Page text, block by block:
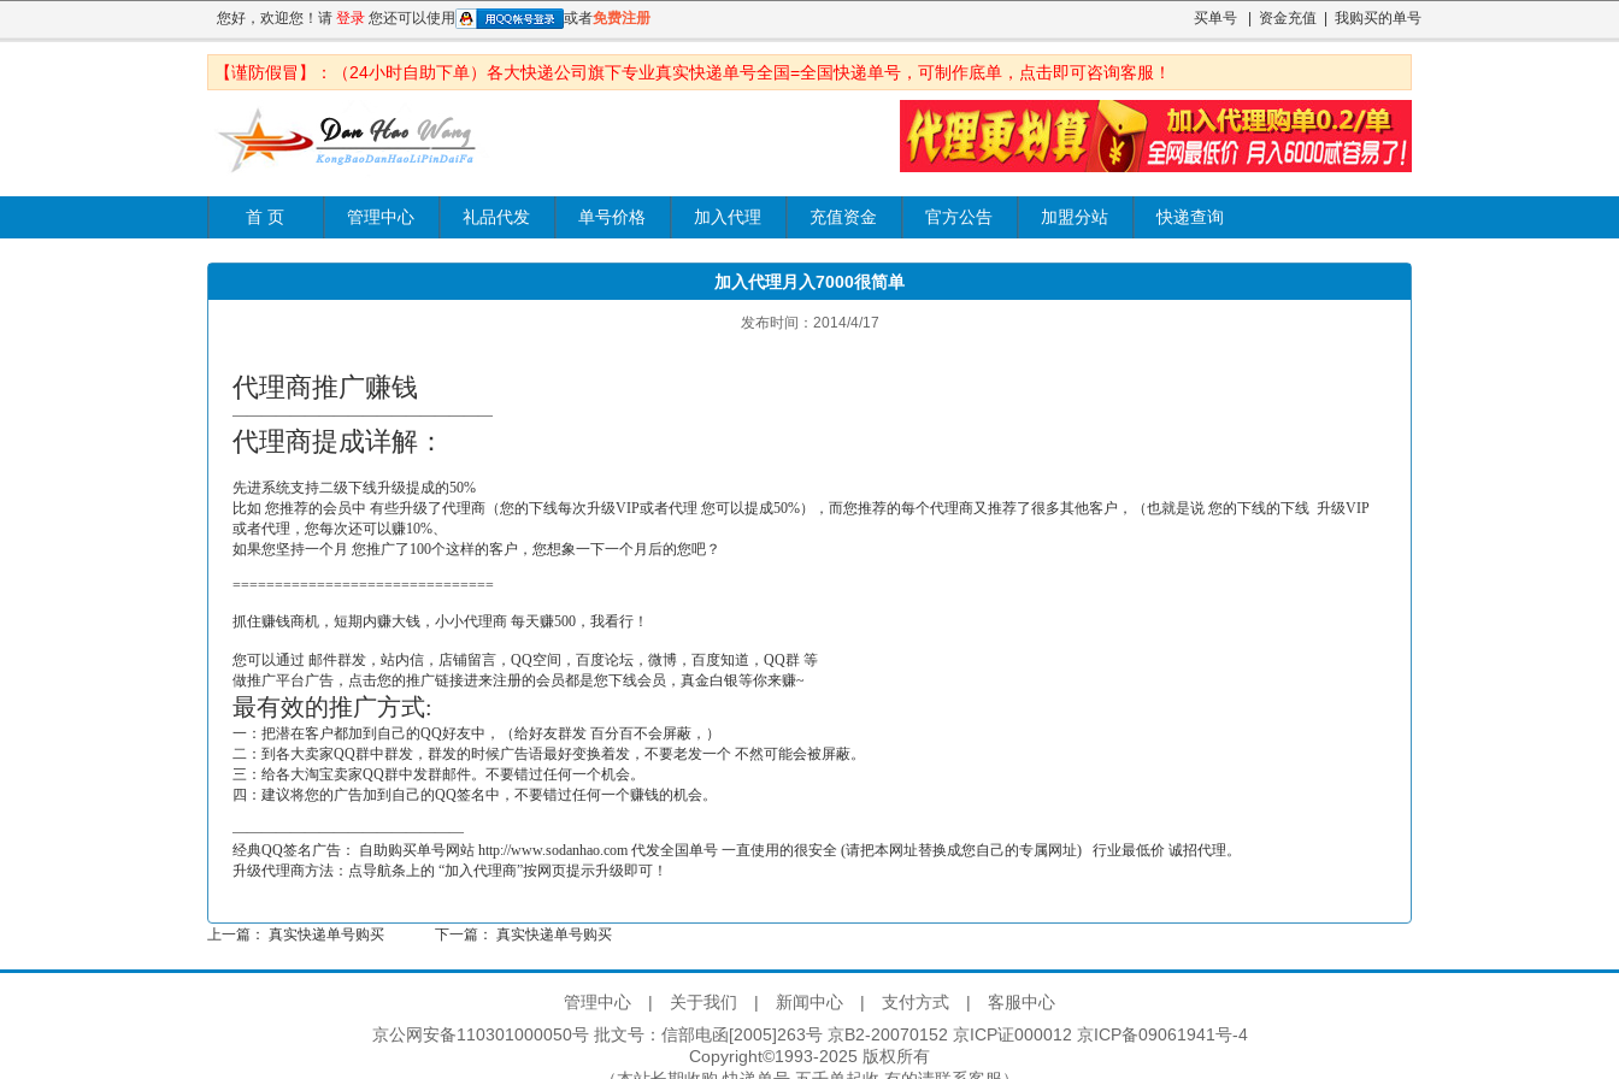
您好，欢迎您！请 登录您还可以使用 或者免费注册 买单号| 资金充值 我购买的单号
【谨防假冒】：（24小时自助下单）各大快递公司旗下专业真实快递单号全国=全国快递单号，可制作底单，点击即可咨询客服！
首 页 管理中心 礼品代发 单号价格 加入代理 充值资金 官方公告 加盟分站 快递查询
加入代理月入7000很简单
发布时间：2014/4/17
代理商推广赚钱
——————————————————
代理商提成详解：
先进系统支持二级下线升级提成的50%
比如 您推荐的会员中 有些升级了代理商（您的下线每次升级VIP或者代理 您可以提成50%），而您推荐的每个代理商又推荐了很多其他客户，（也就是说 您的下线的下线 升级VIP
或者代理，您每次还可以赚10%、
如果您坚持一个月 您推广了100个这样的客户，您想象一下一个月后的您吧？
===============================
抓住赚钱商机，短期内赚大钱，小小代理商 每天赚500，我看行！
您可以通过 邮件群发，站内信，店铺留言，QQ空间，百度论坛，微博，百度知道，QQ群 等
做推广平台广告，点击您的推广链接进来注册的会员都是您下线会员，真金白银等你来赚~
最有效的推广方式:
一：把潜在客户都加到自己的QQ好友中，（给好友群发 百分百不会屏蔽，）
二：到各大卖家QQ群中群发，群发的时候广告语最好变换着发，不要老发一个 不然可能会被屏蔽。
三：给各大淘宝卖家QQ群中发群邮件。不要错过任何一个机会。
四：建议将您的广告加到自己的QQ签名中，不要错过任何一个赚钱的机会。
————————————————
经典QQ签名广告： 自助购买单号网站 http://www.sodanhao.com 代发全国单号 一直使用的很安全 (请把本网址替换成您自己的专属网址) 行业最低价 诚招代理。
升级代理商方法：点导航条上的 “加入代理商”按网页提示升级即可！
上一篇： 真实快递单号购买 下一篇： 真实快递单号购买
管理中心 | 关于我们 | 新闻中心 | 支付方式 |
客服中心
京公网安备110301000050号 批文号：信部电函[2005]263号 京B2-20070152 京ICP证000012 京ICP备09061941号-4
Copyright©1993-2025 版权所有